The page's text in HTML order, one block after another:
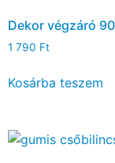
Dekor végzáró
1 790 Ft
Kosárba teszem